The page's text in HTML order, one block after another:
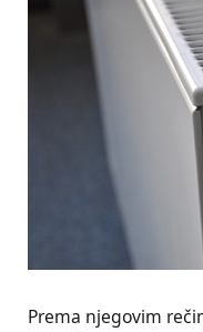
Prema njegovim